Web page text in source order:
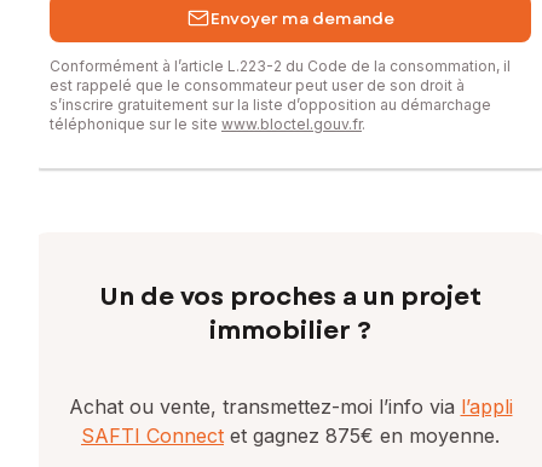
Envoyer ma demande
Conformément à l’article L.223-2 du Code de la consommation, il
est rappelé que le consommateur peut user de son droit à
s’inscrire gratuitement sur la liste d’opposition au démarchage
téléphonique sur le site www.bloctel.gouv.fr.
Un de vos proches a un projet
immobilier ?
Achat ou vente, transmettez-moi l’info via l’appli
SAFTI Connect et gagnez 875€ en moyenne.